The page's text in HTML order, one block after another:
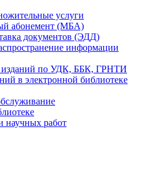
услуги
абонемент (МБА)
документов (ЭДД)
информации
изданий по УДК, ББК, ГРНТИ
в электронной библиотеке
научных работ